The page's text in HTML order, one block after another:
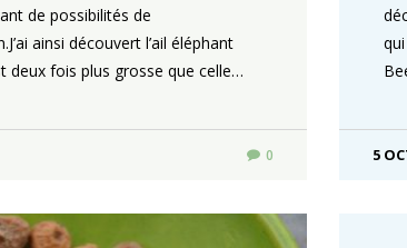
de possibilités de
ainsi découvert l’ail éléphant
deux fois plus grosse que celle…
0 5